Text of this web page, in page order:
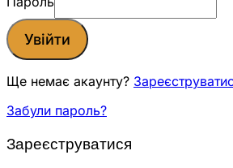
Увійти
Ще немає акаунту?
Забули пароль?
Зареєструватися